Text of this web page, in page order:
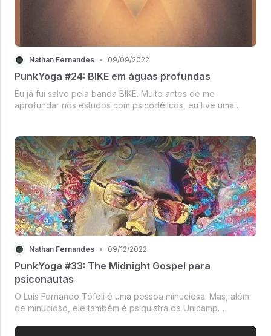
Nathan Fernandes • 09/09/2022
PunkYoga #24: BIKE em águas profundas
Eu já fui salvo pela banda BIKE. Muito antes de me
aprofundar nos estudos com psicodélicos, eu tive uma
Nathan Fernandes • 09/12/2022
PunkYoga #33: The Midnight Gospel para
psiconautas
O Luís Fernando Tófoli é uma pessoa minuciosa. Mas, além
de minucioso, ele também é psiquiatra da Unicamp
terapêutico de ayahuasca e outros psicodélicos. Ao lado de